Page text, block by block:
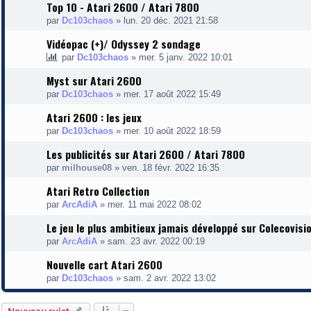
Top 10 - Atari 2600 / Atari 7800
par Dc103chaos » lun. 20 déc. 2021 21:58
Vidéopac (+)/ Odyssey 2 sondage
par Dc103chaos » mer. 5 janv. 2022 10:01
Myst sur Atari 2600
par Dc103chaos » mer. 17 août 2022 15:49
Atari 2600 : les jeux
par Dc103chaos » mer. 10 août 2022 18:59
Les publicités sur Atari 2600 / Atari 7800
par milhouse08 » ven. 18 févr. 2022 16:35
Atari Retro Collection
par ArcAdiA » mer. 11 mai 2022 08:02
Le jeu le plus ambitieux jamais développé sur
par ArcAdiA » sam. 23 avr. 2022 00:19
Nouvelle cart Atari 2600
par Dc103chaos » sam. 2 avr. 2022 13:02